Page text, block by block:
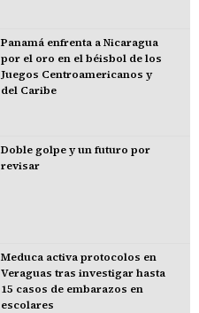
Panamá enfrenta a Nicaragua
por el oro en el béisbol de los
Juegos Centroamericanos y
del Caribe
Doble golpe y un futuro por
revisar
Meduca activa protocolos en
Veraguas tras investigar hasta
15 casos de embarazos en
escolares